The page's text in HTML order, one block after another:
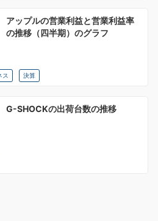
アップルの営業利益と営業利益率
の推移（四半期）のグラフ
ス 決算
G-SHOCKの出荷台数の推移